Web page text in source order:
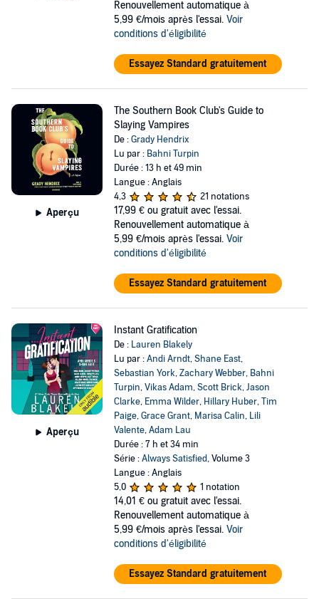
Renouvellement automatique à
5,99 €/mois après l'essai. Voir
conditions d'éligibilité
Essayez Standard gratuitement
Aperçu
The Southern Book Club's Guide to
Slaying Vampires
De :Grady Hendrix
Lu par : Bahni Turpin
Durée : 13 h et 49 min
Langue : Anglais
4,3
21 notations
17,99 € ou gratuit avec l'essai.
Renouvellement automatique à
5,99 €/mois après l'essai. Voir
conditions d'éligibilité
Essayez Standard gratuitement
Aperçu
Instant Gratification
De : Lauren Blakely
Lu par :Andi Arndt,Shane East,
Sebastian York,Zachary Webber, Bahni
Turpin,Vikas Adam,Scott Brick,Jason
Clarke, Emma Wilder, Hillary Huber,Tim
Paige,Grace Grant, Marisa Calin, Lili
Valente,Adam Lau
Durée : 7 h et 34 min
Série :Always Satisfied, Volume 3
Langue : Anglais
5,0
1 notation
14,01 € ou gratuit avec l'essai.
Renouvellement automatique à
5,99 €/mois après l'essai. Voir
conditions d'éligibilité
Essayez Standard gratuitement